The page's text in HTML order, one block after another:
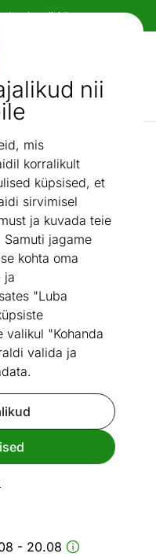
nii
mis
korralikult
küpsised, et
sirvimisel
ja kuvada teie
jagame
kohta oma
ja
"Luba
valikul "Kohanda
valida ja
makseviisid!
AI otsing
Aldo LED
- 20.08